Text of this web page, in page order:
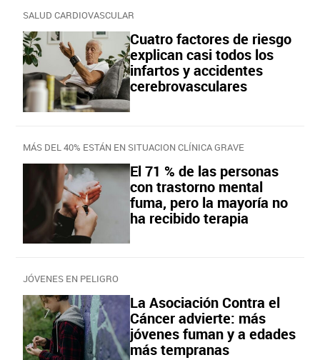
SALUD CARDIOVASCULAR
Cuatro factores de riesgo
explican casi todos los
infartos y accidentes
cerebrovasculares
MÁS DEL 40% ESTÁN EN SITUACION CLÍNICA GRAVE
El 71 % de las personas
con trastorno mental
fuma, pero la mayoría no
ha recibido terapia
JÓVENES EN PELIGRO
La Asociación Contra el
Cáncer advierte: más
jóvenes fuman y a edades
más tempranas